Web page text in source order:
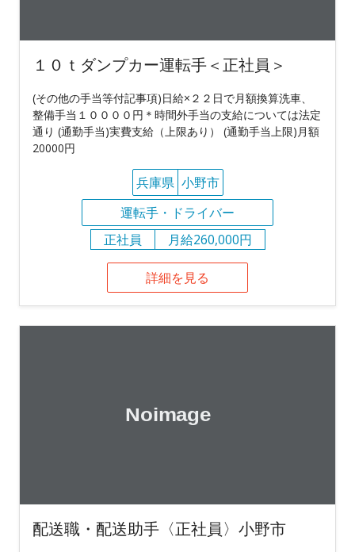
１０ｔダンプカー運転手＜正社員＞
(その他の手当等付記事項)日給×２２日で月額換算洗車、
整備手当１００００円＊時間外手当の支給については法定
通り (通勤手当)実費支給（上限あり） (通勤手当上限)月額
20000円
兵庫県 小野市
運転手・ドライバー
正社員
月給260,000円
詳細を見る
配送職・配送助手〈正社員〉小野市